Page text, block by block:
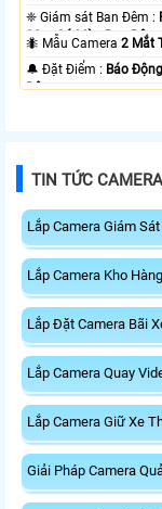
❈ Giám sát Ban Đêm :
20m Có Màu Ban Ðêm.
🐜 Mẫu Camera2 Mắt
️🔔 Đặt Điểm : Báo
Động.
TIN TỨC
Lắp Camera Giám
Lắp Camera Kho
Lắp Đặt Camera Bãi
Lắp Camera Quay
Lắp Camera Giữ Xe
Giải Pháp Camera